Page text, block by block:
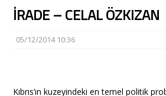
İRADE – CELAL ÖZKIZAN
05/12/2014 10:36
Kıbrıs’ın kuzeyindeki en temel politik